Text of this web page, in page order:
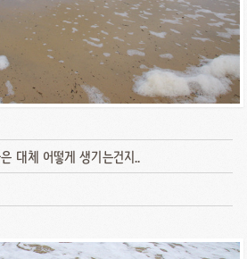
대체 어떻게 생기는건지..